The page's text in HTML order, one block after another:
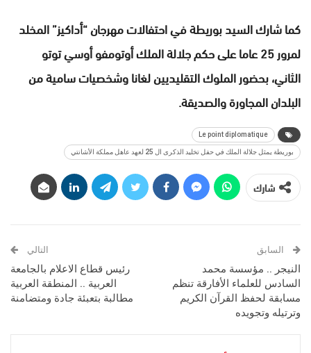
كما شارك السيد بوريطة في احتفالات مهرجان “أداكيز” المخلد
لمرور 25 عاما على حكم جلالة الملك أوتومفو أوسي توتو
الثاني، بحضور الملوك التقليديين لغانا وشخصيات سامية من
البلدان المجاورة والصديقة.
Le point diplomatique
بوريطة يمثل جلالة الملك في حفل تخليد الذكرى ال 25 لعهد عاهل مملكة الأشانتي
شارك
السابق
النيجر .. مؤسسة محمد
السادس للعلماء الأفارقة تنظم
مسابقة لحفظ القرآن الكريم
وترتيله وتجويده
التالي
رئيس قطاع الاعلام بالجامعة
العربية .. المنطقة العربية
مطالبة بتعبئة جادة ومتضامنة